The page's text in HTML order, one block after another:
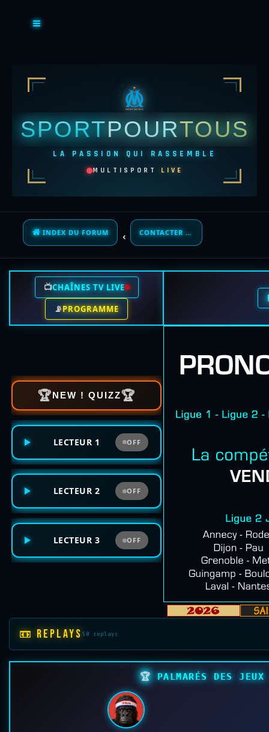
SPORTPOURTOUS
LA PASSION QUI RASSEMBLE
MULTISPORT LIVE
INDEX DU FORUM CONTACTER UN ADMINISTRATEUR DU FORUM
📺CHAÎNES TV LIVE
📡PROGRAMME
🏆NEW ! QUIZZ🏆
LECTEUR 1 OFF
LECTEUR 2 OFF
LECTEUR 3 OFF
📼 REPLAYS 50 replays
🏆 PALMARÉS DES